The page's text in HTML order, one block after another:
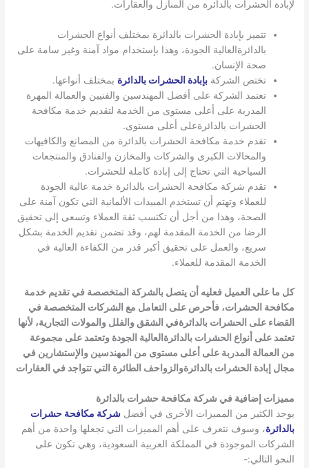
لإبادة الحشرات بالدائرة من المنازل والعقارات.
تتميز بإبادة الحشرات بالدائرة بمختلف أنواع الحشرات
بالدائرةالعالية الجودة، وهذا بإستخدام مواد آمنة وغير سامة على
صحة الإنسان.
تختص الشركة بإبادة الحشرات بالدائرة بمختلف أنواعها.
تعتمد الشركة على أفضل المهندسين والفنيين والعمالة المهرة
المدربة على أعلى مستوى من الخدمة لتقديم خدمة مكافحة
الحشرات بالدائرةعلى أعلى مستوى.
تقدم خدمة مكافحة الحشرات بالدائرة من المصانع والكافيهات
والمحالات الكبرى والشركات والمخازن والفنادق والمنتجعات
السياحية التي تحتاج إلى إبادة كاملة للحشرات.
تقدم شركة مكافحة الحشرات بالدائرة خدمة عالية الجودة
للعملاء وتهتم أن تستخدم المبيدات الألمانية التي تكون آمنة على
الصحة، وهذا من أجل أن تكتسب ثقة العملاء وتسعى إلى تحقيق
الرضا من الخدمة المقدمة لهم، وقد تضمن تقديم الخدمة بشكل
سريع، والعمل على تحقيق أكبر قدر من الكفاءة العالية في
الخدمة المقدمة للعملاء.
كل ما على العميل فعليه أن يتصل بالشركة المتخصصة في تقديم خدمة
مكافحة الحشرات، فأحرص على التعامل مع الشركات المتخصصة في
القضاء على الحشرات بالدائرةفي الشقق والفلل والمولات التجارية، لأنها
تعتمد على أنواع الحشرات بالدائرة العالية الجودة وتعتمد على مجموعة
من العمالة المدربة على أعلى مستوى من المهندسين والإستشارين في
مجال إبادة الحشرات بالدائرةوالزواحف الطائرة التي تتواجد في العقارات
مميزات إضافية في شركة مكافحة حشرات بالدائرة
يوجد الكثير من المميزات الأخرى في أفضلشركة مكافحة حشرات
بالدائرة، وسوف نتعرف على أهم المميزات التي تجعلها واحدة من أهم
الشركات الموجودة في المملكة العربية السعودية، وهي تكون على
النحو التالي:-